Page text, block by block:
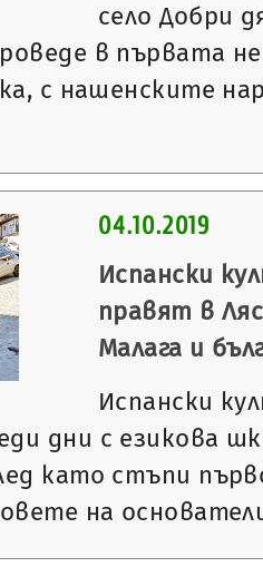
село Добри
в първата
с нашенските
04.10.2019
Испански
правят в
Малага и
Испански
дни с езикова
като стъпи
на